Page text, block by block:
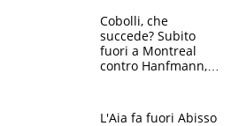
Cobolli, che
succede? Subito
fuori a Montreal
contro Hanfmann,
L'Aia fa fuori Abisso